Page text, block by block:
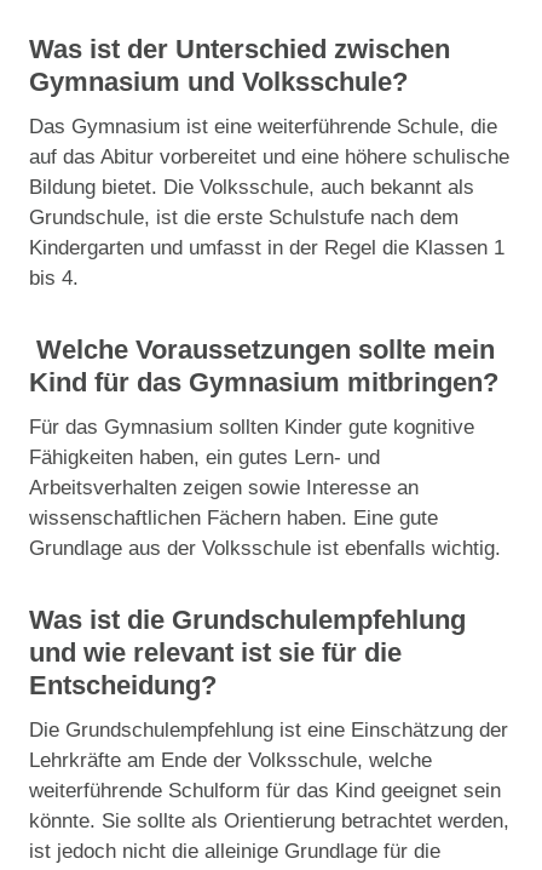
Was ist der Unterschied zwischen
Gymnasium und Volksschule?
Das Gymnasium ist eine weiterführende Schule, die
auf das Abitur vorbereitet und eine höhere schulische
Bildung bietet. Die Volksschule, auch bekannt als
Grundschule, ist die erste Schulstufe nach dem
Kindergarten und umfasst in der Regel die Klassen 1
bis 4.
Welche Voraussetzungen sollte mein
Kind für das Gymnasium mitbringen?
Für das Gymnasium sollten Kinder gute kognitive
Fähigkeiten haben, ein gutes Lern- und
Arbeitsverhalten zeigen sowie Interesse an
wissenschaftlichen Fächern haben. Eine gute
Grundlage aus der Volksschule ist ebenfalls wichtig.
Was ist die Grundschulempfehlung
und wie relevant ist sie für die
Entscheidung?
Die Grundschulempfehlung ist eine Einschätzung der
Lehrkräfte am Ende der Volksschule, welche
weiterführende Schulform für das Kind geeignet sein
könnte. Sie sollte als Orientierung betrachtet werden,
ist jedoch nicht die alleinige Grundlage für die